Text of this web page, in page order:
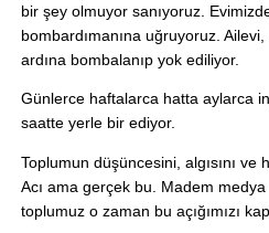
bir şey olmuyor sanıyoruz.
bombardımanına uğruyoruz.
ardına bombalanıp yok ediliyor.
Günlerce haftalarca hatta aylarca
saatte yerle bir ediyor.
Toplumun düşüncesini, algısını ve
Acı ama gerçek bu. Madem
toplumuz o zaman bu açığımızı